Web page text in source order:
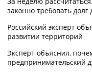
законно требовать долг
Российский эксперт
развитии территорий
Эксперт объяснил,
предпринимательский